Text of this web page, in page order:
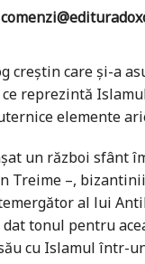
creştin care şi-a
reprezintă
elemente
un război sfânt
Treime –,
al lui
tonul pentru
cu Islamul într-